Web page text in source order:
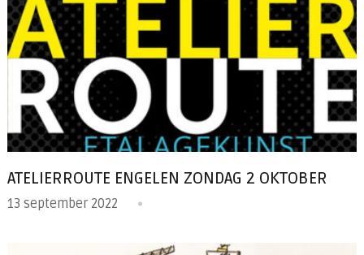
ATELIERROUTE ENGELEN ZONDAG 2 OKTOBER
13 september 2022